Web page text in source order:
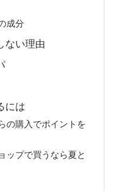
成分
ない理由
には
の購入でポイントを
ップで買うなら夏と